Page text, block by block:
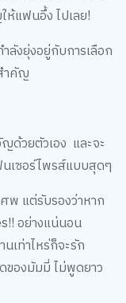
ห้แฟนอึ้ง ไปเลย!
ลังยุ่งอยู่กับการเลือก
ำคัญ
ญด้วยตัวเอง และจะ
นเซอร์ไพรส์แบบสุดๆ
พ แต่รับรองว่าหาก
อย่างแน่นอน
เท่าไหร่ก็จะรัก
องมัมมี่ ไม่พูดยาว